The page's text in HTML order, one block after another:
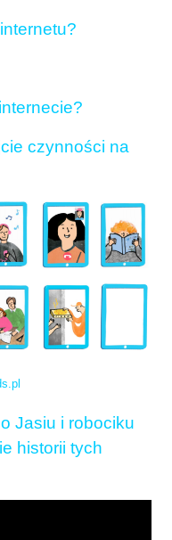
czynności na
Jasiu i robociku
historii tych